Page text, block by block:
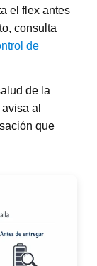
el flex antes
consulta
de
de la
al
que